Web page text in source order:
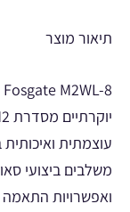
תיאור מוצר
עוצמתית
ואפשרויות